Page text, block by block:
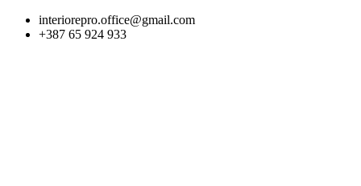
Skip
interiorepro.office@gmail.com
+387 65 924 933